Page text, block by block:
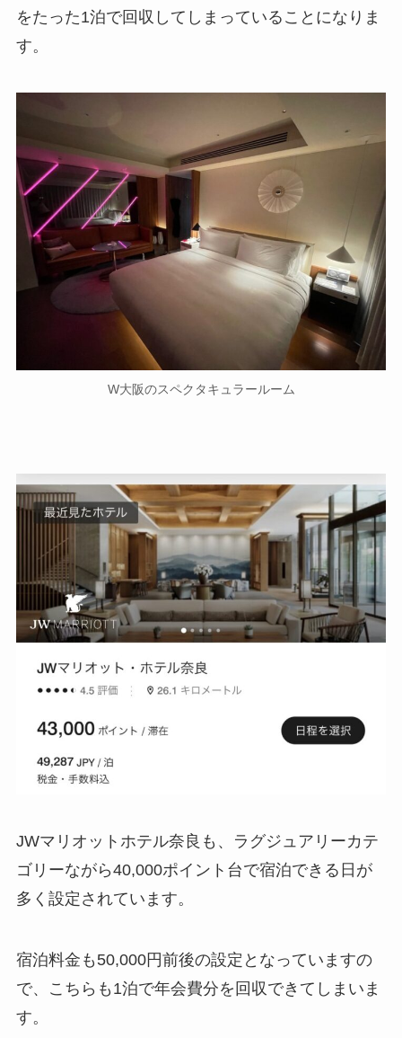
をたった1泊で回収してしまっていることになりま
す。
W大阪のスペクタキュラールーム
JWマリオットホテル奈良も、ラグジュアリーカテ
ゴリーながら40,000ポイント台で宿泊できる日が
多く設定されています。
宿泊料金も50,000円前後の設定となっていますの
で、こちらも1泊で年会費分を回収できてしまいま
す。